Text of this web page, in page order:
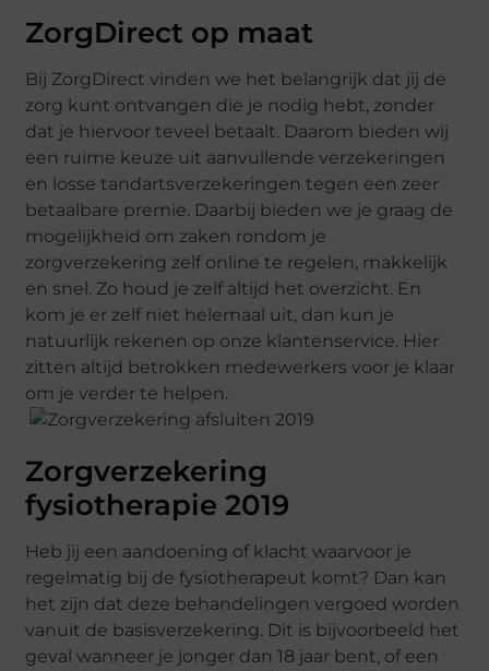
ZorgDirect op maat
Bij ZorgDirect vinden we het belangrijk dat jij de
zorg kunt ontvangen die je nodig hebt, zonder
dat je hiervoor teveel betaalt. Daarom bieden wij
een ruime keuze uit aanvullende verzekeringen
en losse tandartsverzekeringen tegen een zeer
betaalbare premie. Daarbij bieden we je graag de
mogelijkheid om zaken rondom je
zorgverzekering zelf online te regelen, makkelijk
en snel. Zo houd je zelf altijd het overzicht. En
kom je er zelf niet helemaal uit, dan kun je
natuurlijk rekenen op onze klantenservice. Hier
zitten altijd betrokken medewerkers voor je klaar
om je verder te helpen.
Zorgverzekering
fysiotherapie 2019
Heb jij een aandoening of klacht waarvoor je
regelmatig bij de fysiotherapeut komt? Dan kan
het zijn dat deze behandelingen vergoed worden
vanuit de basisverzekering. Dit is bijvoorbeeld het
geval wanneer je jonger dan 18 jaar bent, of een